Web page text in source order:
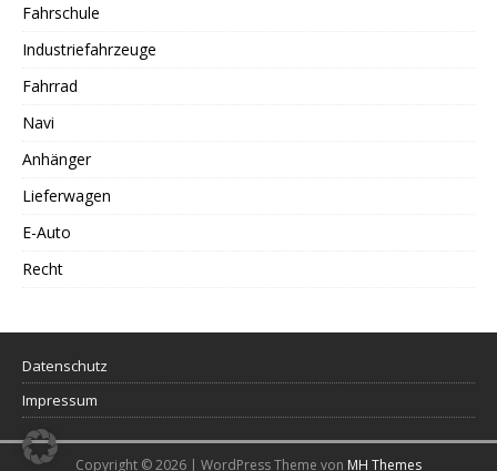
Fahrschule
Industriefahrzeuge
Fahrrad
Navi
Anhänger
Lieferwagen
E-Auto
Recht
Datenschutz
Impressum
Copyright © 2026 | WordPress Theme von MH Themes